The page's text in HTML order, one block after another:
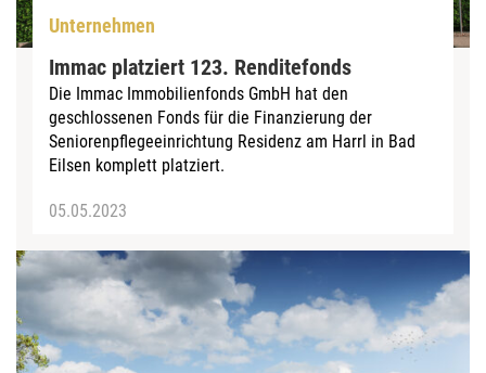
Unternehmen
Immac platziert 123. Renditefonds
Die Immac Immobilienfonds GmbH hat den
geschlossenen Fonds für die Finanzierung der
Seniorenpflegeeinrichtung Residenz am Harrl in Bad
Eilsen komplett platziert.
05.05.2023